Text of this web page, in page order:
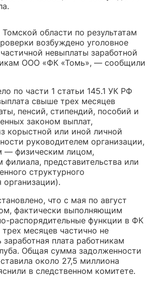
области по результатам
возбуждено уголовное
невыплаты заработной
ООО «ФК «Томь», — сообщили
по части 1 статьи 145.1 УК РФ
свыше трех месяцев
пенсий, стипендий, пособий и
законом выплат,
корыстной или иной личной
руководителем организации,
— физическим лицом,
филиала, представительства или
структурного
организации).
что с мая по август
фактически выполняющим
распорядительные функции в ФК
месяцев частично не
заработная плата работникам
Общая сумма задолженности
около 27,5 миллиона
в следственном комитете.